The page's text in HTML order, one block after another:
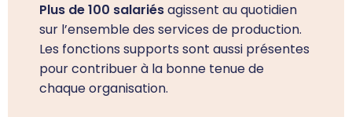
Plus de 100 salariésagissent au quotidien
sur l’ensemble des services de production.
Les fonctions supports sont aussi présentes
pour contribuer à la bonne tenue de
chaque organisation.